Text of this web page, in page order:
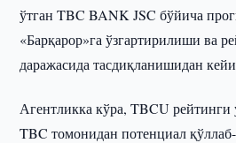
ўтган TBC BANK JSC бўйича
«Барқарор»га ўзгартирилиши ва
даражасида тасдиқланишидан
Агентликка кўра, TBCU
TBC томонидан потенциал